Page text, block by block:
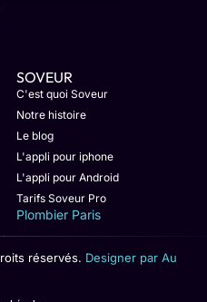
SOVEUR
C'est quoi Soveur
Notre histoire
Le blog
L'appli pour iphone
L'appli pour Android
Tarifs Soveur Pro
Plombier Paris
réservés. Designer par Au